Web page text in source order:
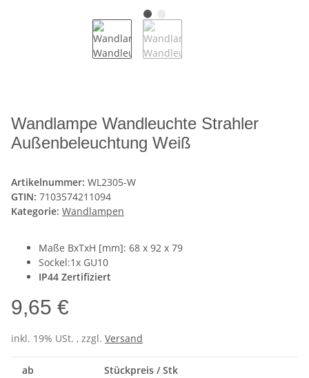
Wandlampe Wandleuchte Strahler
Außenbeleuchtung Weiß
Artikelnummer: WL2305-W
GTIN: 7103574211094
Kategorie: Wandlampen
Maße BxTxH [mm]: 68 x 92 x 79
Sockel:1x GU10
IP44 Zertifiziert
9,65 €
inkl. 19% USt. , zzgl. Versand
ab Stückpreis / Stk